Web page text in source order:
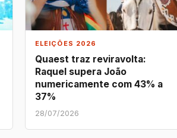
ELEIÇÕES 2026
Quaest traz reviravolta:
Raquel supera João
numericamente com 43% a
37%
28/07/2026